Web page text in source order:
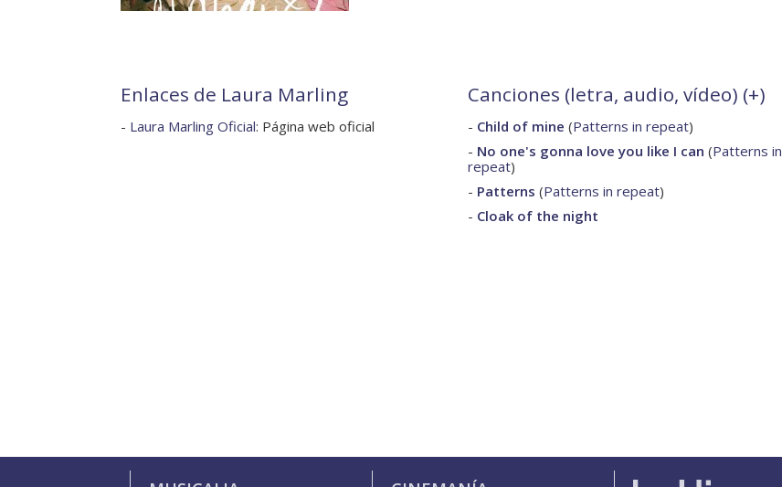
Enlaces de Laura Marling
- Laura Marling Oficial: Página web oficial
Canciones (letra, audio, vídeo) (+)
- Child of mine (Patterns in repeat)
- No one's gonna love you like I can (Patterns in
repeat)
- Patterns (Patterns in repeat)
- Cloak of the night